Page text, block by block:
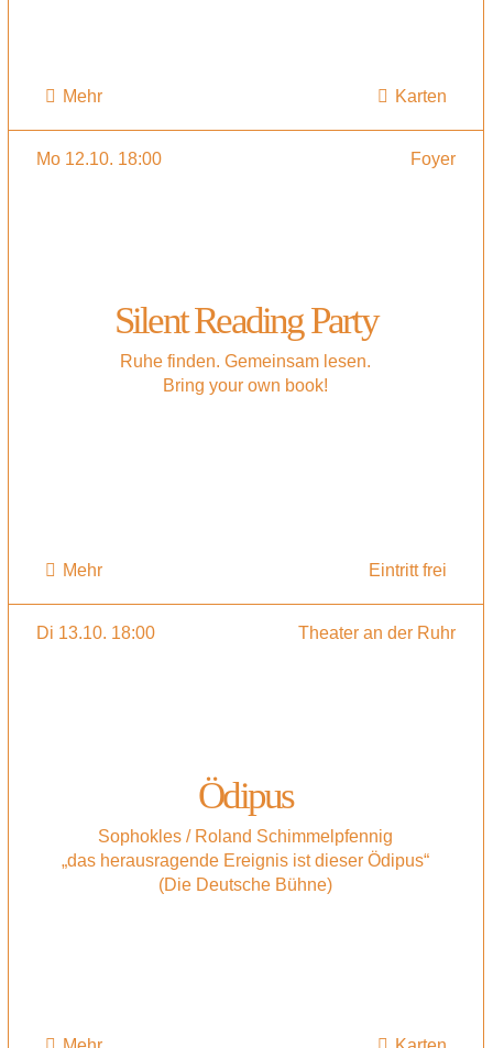
Mehr Karten
Mo 12.10. 18:00 Foyer
Silent Reading Party
Ruhe finden. Gemeinsam lesen.
Bring your own book!
Mehr Eintritt frei
Di 13.10. 18:00 Theater an der Ruhr
Ödipus
Sophokles / Roland Schimmelpfennig
„das herausragende Ereignis ist dieser Ödipus“
(Die Deutsche Bühne)